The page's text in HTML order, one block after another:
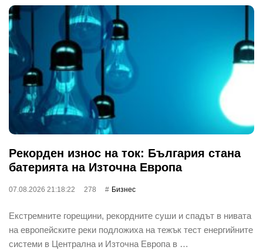
Рекорден износ на ток: България стана
батерията на Източна Европа
07.08.2026 21:18:22 278 Бизнес
Екстремните горещини, рекордните суши и спадът в нивата
на европейските реки подложиха на тежък тест енергийните
системи в Централна и Източна Европа в …